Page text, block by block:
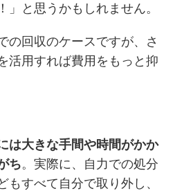
」と思うかもしれません。
の回収のケースですが、さ
活用すれば費用をもっと抑
は大きな手間や時間がかか
ち。実際に、 自力での処分
もすべて自分で取り外し、